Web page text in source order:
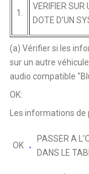
1.
VERIFIER SUR
DOTE D'UN
(a) Vérifier si les
sur un autre
audio compatible
OK:
Les informations
OK
PASSER A
DANS LE